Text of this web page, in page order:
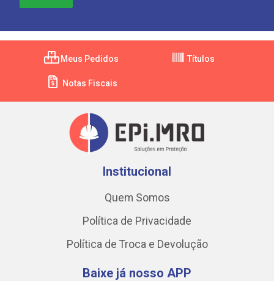
Meus Pedidos Títulos
Notas Fiscais
Institucional
Quem Somos
Política de Privacidade
Política de Troca e Devolução
Baixe já nosso APP